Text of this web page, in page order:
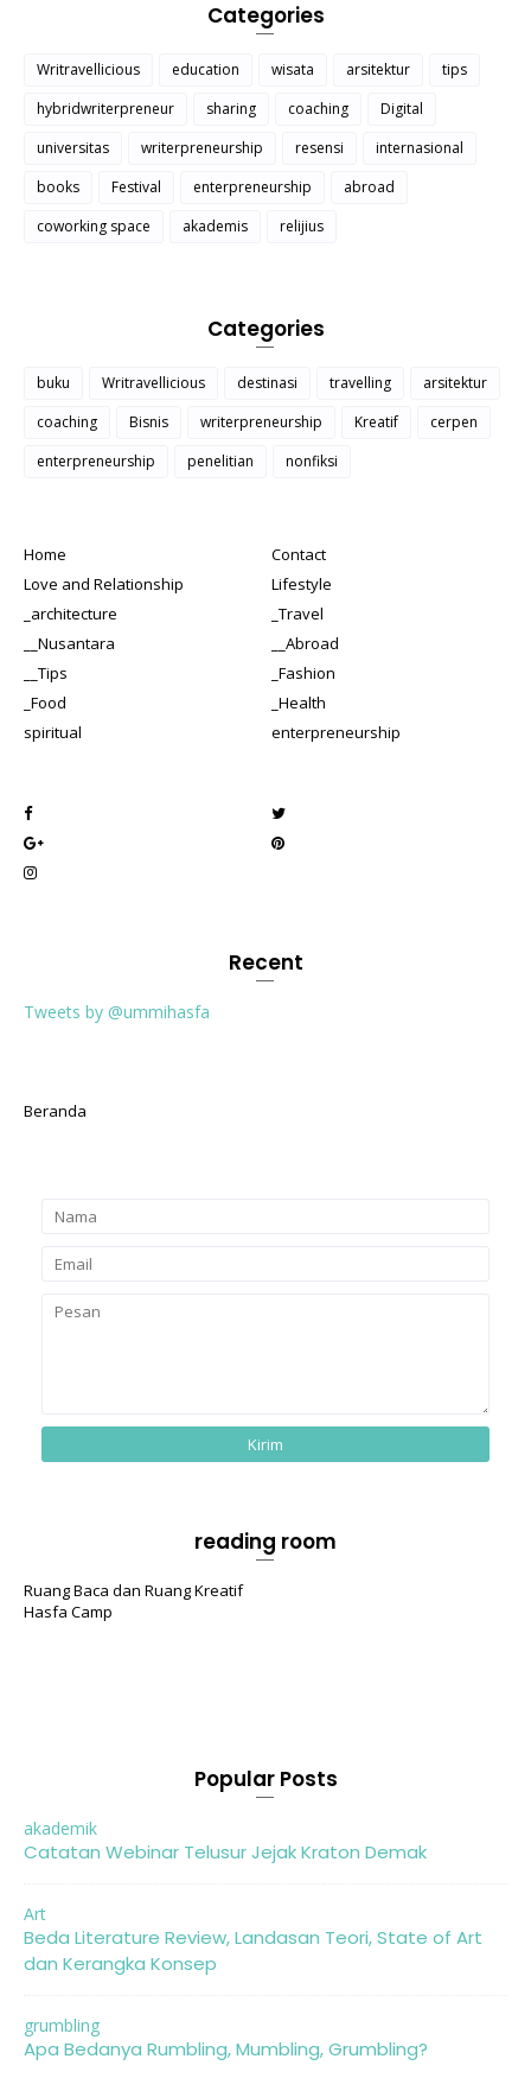
Categories
Writravellicious education wisata arsitektur
tips
hybridwriterpreneur
sharing coaching
Digital
universitas
writerpreneurship resensi
internasional
books
Festival enterpreneurship
abroad
coworking space
akademis relijius
Categories
buku Writravellicious destinasi travelling
arsitektur
coaching
Bisnis writerpreneurship Kreatif
cerpen
enterpreneurship
penelitian nonfiksi
Home
Contact
Love and Relationship
Lifestyle
_architecture
_Travel
__Nusantara
__Abroad
__Tips
_Fashion
_Food
_Health
spiritual
enterpreneurship
Recent
Tweets by @ummihasfa
Beranda
reading room
Ruang Baca dan Ruang Kreatif
Hasfa Camp
Popular Posts
akademik
Catatan Webinar Telusur Jejak Kraton Demak
Art
Beda Literature Review, Landasan Teori, State of Art
dan Kerangka Konsep
grumbling
Apa Bedanya Rumbling, Mumbling, Grumbling?